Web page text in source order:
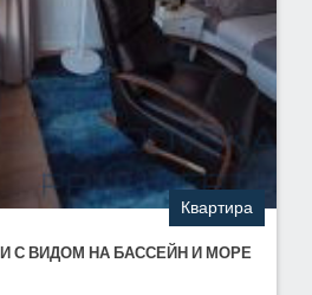
Квартира
С ВИДОМ НА БАССЕЙН И МОРЕ